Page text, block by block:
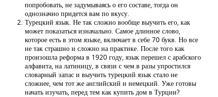
попробовать, не задумываясь о его составе, тогда он
однозначно придется вам по вкусу.
Турецкий язык. Не так сложно вообще выучить его, как
может показаться изначально. Самое длинное слово,
которое есть в этом языке, включает в себе 70 букв. Но все
не так страшно и сложно на практике. После того как
произошла реформа в 1920 году, язык перешел с арабского
алфавита, на латиницу, в связи с чем в разы упростился
словарный запас и выучить турецкий язык стало не
сложнее, чем тот же английский и немецкий. Уже готовы
начать изучать, перед тем как купить дом в Турции?